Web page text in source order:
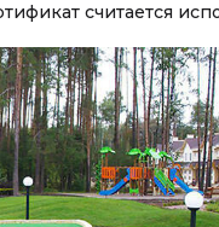
считается